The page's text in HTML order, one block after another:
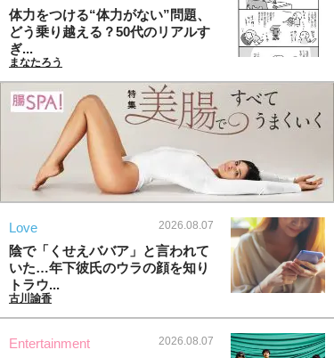
体力をつける“体力がない”問題、
どう乗り越える？50代のリアルす
ぎ...
まなたろう
Love 2026.08.07
陰で「くせえババア」と言われて
いた…年下彼氏のウラの顔を知り
トラウ...
古川諭香
Entertainment 2026.08.07